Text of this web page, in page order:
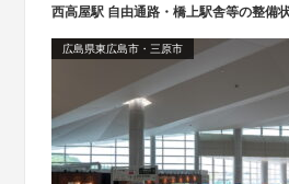
西高屋駅 自由通路・橋上駅舎等の整備
広島県東広島市・三原市